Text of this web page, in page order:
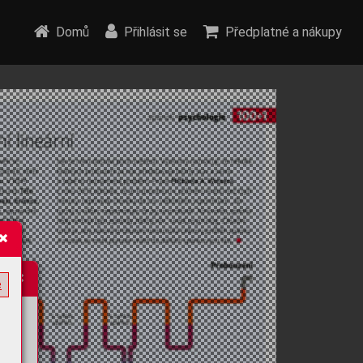
Domů Přihlásit se Předplatné a nákupy